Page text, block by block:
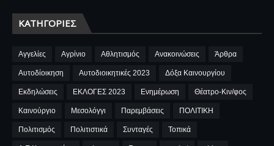
ΚΑΤΗΓΟΡΊΕΣ
Αγγελίες Αγρίνιο Αθλητισμός Ανακοινώσεις Άρθρα
Αυτοδίοικηση Αυτοδιοικητικές 2023 Δόξα Καινουργίου
Εκδηλώσεις ΕΚΛΟΓΕΣ 2023 Ενημέρωση Θέατρο-Κιν/φος
Καινούργιο Μεσολόγγι Παρεμβάσεις ΠΟΛΙΤΙΚΗ
Πολιτισμός Πολιτιστικά Συνταγές Τοπικά